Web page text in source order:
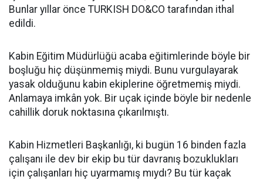
Bunlar yıllar önce TURKISH DO&CO tarafından ithal
edildi.
Kabin Eğitim Müdürlüğü acaba eğitimlerinde böyle bir
boşluğu hiç düşünmemiş miydi. Bunu vurgulayarak
yasak olduğunu kabin ekiplerine öğretmemiş miydi.
Anlamaya imkân yok. Bir uçak içinde böyle bir nedenle
cahillik doruk noktasına çıkarılmıştı.
Kabin Hizmetleri Başkanlığı, ki bugün 16 binden fazla
çalışanı ile dev bir ekip bu tür davranış bozuklukları
için çalışanları hiç uyarmamış mıydı? Bu tür kaçak